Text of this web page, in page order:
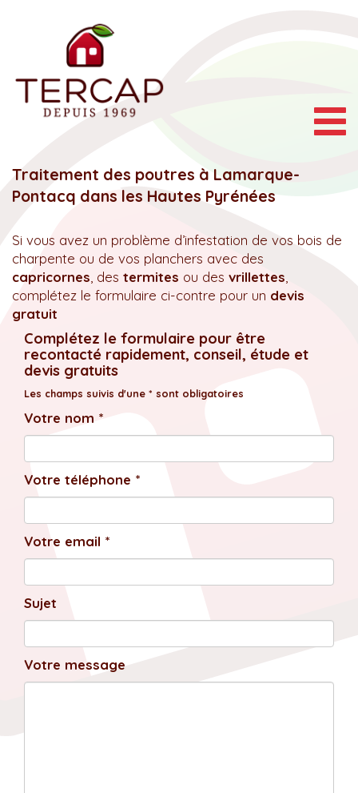
Traitement des poutres à Lamarque-
Pontacq dans les Hautes Pyrénées
Si vous avez un problème d’infestation de vos bois de
charpente ou de vos planchers avec des
capricornes , des termites ou des vrillettes
complétez le formulaire ci-contre pour un devis
gratuit
Complétez le formulaire pour être
recontacté rapidement, conseil, étude et
devis gratuits
Les champs suivis d'une * sont obligatoires
Votre nom *
Votre téléphone *
Votre email *
Sujet
Votre message